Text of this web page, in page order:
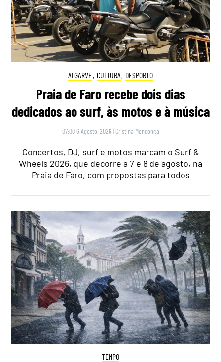
ALGARVE, CULTURA, DESPORTO
Praia de Faro recebe dois dias
dedicados ao surf, às motos e à música
07:00 6 Agosto, 2026 | Cristina Mendonça
Concertos, DJ, surf e motos marcam o Surf &
Wheels 2026, que decorre a 7 e 8 de agosto, na
Praia de Faro, com propostas para todos
TEMPO